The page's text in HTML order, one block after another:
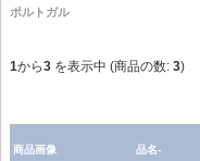
ポルトガル
1から3 を表示中 (商品の数: 3)
商品画像 品名-